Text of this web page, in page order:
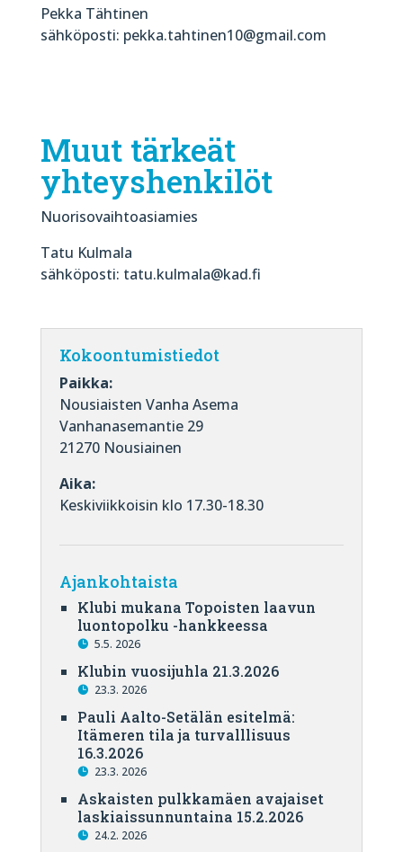
Pekka Tähtinen
sähköposti: pekka.tahtinen10@gmail.com
Muut tärkeät
yhteyshenkilöt
Nuorisovaihtoasiamies
Tatu Kulmala
sähköposti: tatu.kulmala@kad.fi
Kokoontumistiedot
Paikka:
Nousiaisten Vanha Asema
Vanhanasemantie 29
21270 Nousiainen
Aika:
Keskiviikkoisin klo 17.30-18.30
Ajankohtaista
Klubi mukana Topoisten laavun
luontopolku -hankkeessa
5.5. 2026
Klubin vuosijuhla 21.3.2026
23.3. 2026
Pauli Aalto-Setälän esitelmä:
Itämeren tila ja turvalllisuus
16.3.2026
23.3. 2026
Askaisten pulkkamäen avajaiset
laskiaissunnuntaina 15.2.2026
24.2. 2026